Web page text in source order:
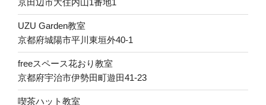
京田辺市大住内山1番地1
UZU Garden教室
京都府城陽市平川東垣外40-1
freeスペース花おり教室
京都府宇治市伊勢田町遊田41-23
喫茶ハット教室